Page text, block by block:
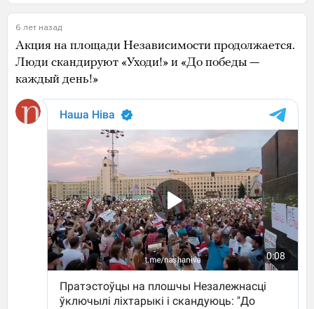
6 лет назад
Акция на площади Независимости продолжается.
Люди скандируют «Уходи!» и «До победы —
каждый день!»